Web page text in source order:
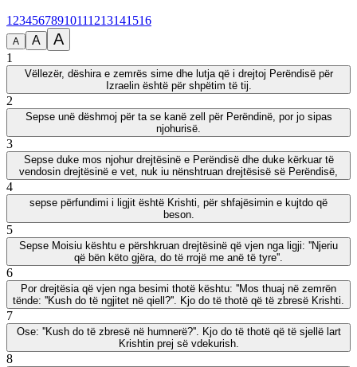
1 2345678910111213141516
A A A
1
Vëllezër, dëshira e zemrës sime dhe lutja që i drejtoj Perëndisë për
Izraelin është për shpëtim të tij.
2
Sepse unë dëshmoj për ta se kanë zell për Perëndinë, por jo sipas
njohurisë.
3
Sepse duke mos njohur drejtësinë e Perëndisë dhe duke kërkuar të
vendosin drejtësinë e vet, nuk iu nënshtruan drejtësisë së Perëndisë,
4
sepse përfundimi i ligjit është Krishti, për shfajësimin e kujtdo që
beson.
5
Sepse Moisiu kështu e përshkruan drejtësinë që vjen nga ligji: ''Njeriu
që bën këto gjëra, do të rrojë me anë të tyre''.
6
Por drejtësia që vjen nga besimi thotë kështu: ''Mos thuaj në zemrën
tënde: ''Kush do të ngjitet në qiell?''. Kjo do të thotë që të zbresë Krishti.
7
Ose: ''Kush do të zbresë në humnerë?''. Kjo do të thotë që të sjellë lart
Krishtin prej së vdekurish.
8